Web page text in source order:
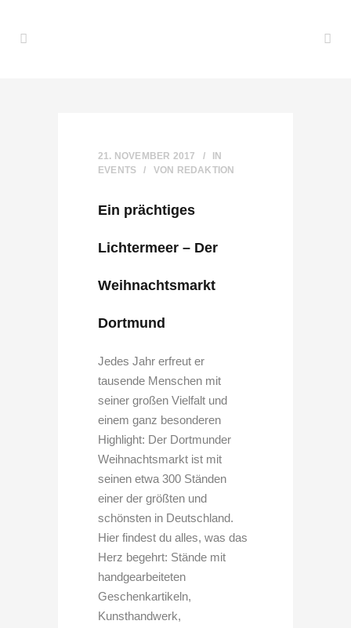
21. NOVEMBER 2017
IN
EVENTS
VON REDAKTION
Ein prächtiges
Lichtermeer – Der
Weihnachtsmarkt
Dortmund
Jedes Jahr erfreut er
tausende Menschen mit
seiner großen Vielfalt und
einem ganz besonderen
Highlight: Der Dortmunder
Weihnachtsmarkt ist mit
seinen etwa 300 Ständen
einer der größten und
schönsten in Deutschland.
Hier findest du alles, was das
Herz begehrt: Stände mit
handgearbeiteten
Geschenkartikeln,
Kunsthandwerk,